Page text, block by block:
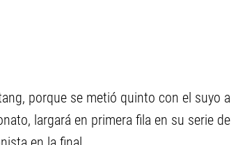
porque se metió quinto con el suyo a
largará en primera fila en su serie de